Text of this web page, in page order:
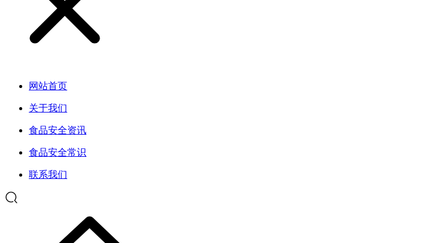
网站首页
关于我们
食品安全资讯
食品安全常识
联系我们